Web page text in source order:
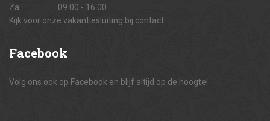
Za:
09.00 - 16.00
Kijk voor onze vakantiesluiting bij contact
Facebook
Volg ons ook op Facebook en blijf altijd op de hoogte!